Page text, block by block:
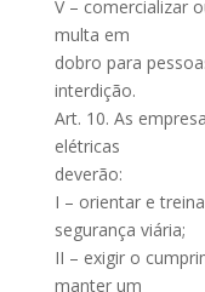
V – comercializar
multa em
dobro para
interdição.
Art. 10. As
elétricas
deverão:
I – orientar e
segurança viária;
II – exigir o
manter um